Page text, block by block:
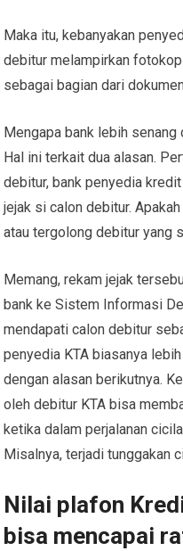
Maka itu, kebanyakan
debitur melampirkan
sebagai bagian dari
Mengapa bank lebih
Hal ini terkait dua alasan.
debitur, bank penyedia
jejak si calon debitur.
atau tergolong debitur yang
Memang, rekam jejak
bank ke Sistem Informasi
mendapati calon debitur
penyedia KTA biasanya
dengan alasan berikutnya.
oleh debitur KTA bisa
ketika dalam perjalanan
Misalnya, terjadi tunggakan
Nilai plafon
bisa mencapai